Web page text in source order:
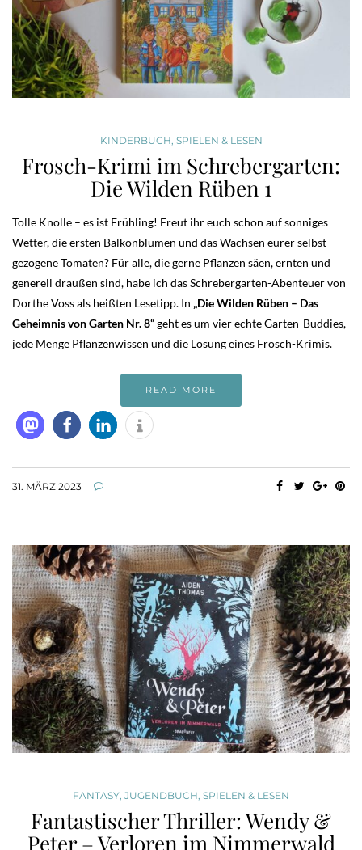
KINDERBUCH SPIELEN & LESEN
Frosch-Krimi im Schrebergarten:
Die Wilden Rüben 1
Tolle Knolle – es ist Frühling! Freut ihr euch schon auf sonniges
Wetter, die ersten Balkonblumen und das Wachsen eurer selbst
gezogene Tomaten? Für alle, die gerne Pflanzen säen, ernten und
generell draußen sind, habe ich das Schrebergarten-Abenteuer von
Dorthe Voss als heißten Lesetipp. In „Die Wilden Rüben – Das
Geheimnis von Garten Nr. 8“geht es um vier echte Garten-Buddies,
jede Menge Pflanzenwissen und die Lösung eines Frosch-Krimis.
READ MORE
31. MÄRZ 2023
FANTASY JUGENDBUCH SPIELEN & LESEN
Fantastischer Thriller: Wendy &
Peter – Verloren im Nimmerwald